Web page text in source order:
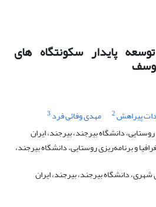
پایدار سکونتگاه های
پیراهش2 مهدی وفائی فرد 3
دانشگاه بیرجند، بیرجند، ایران
و برنامه‌ریزی روستایی، دانشگاه بیرجند،
شهری، دانشگاه بیرجند، بیرجند، ایران